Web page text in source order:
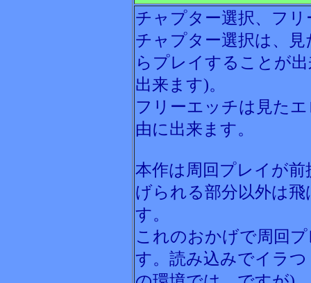
チャプター選択、フ
チャプター選択は、
らプレイすることが
出来ます)。
フリーエッチは見た
由に出来ます。
本作は周回プレイが
げられる部分以外は
す。
これのおかげで周回
す。読み込みでイラ